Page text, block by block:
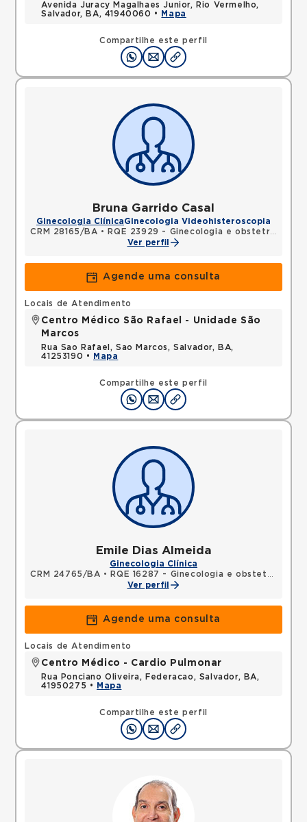
Compartilhe este perfil
Avenida Juracy Magalhaes Junior, Rio Vermelho,
Salvador, BA, 41940060 •
Mapa
Bruna Garrido Casal
Ginecologia ClínicaGinecologia Videohisteroscopia
CRM 28165/BA •
RQE 23929 - Ginecologia e obstetrícia
Ver perfil
Agende uma consulta
Compartilhe este perfil
Locais de Atendimento
Centro Médico São Rafael - Unidade São
Marcos
Rua Sao Rafael, Sao Marcos, Salvador, BA,
41253190 •
Mapa
Emile Dias Almeida
Ginecologia Clínica
CRM 24765/BA •
RQE 16287 - Ginecologia e obstetrícia
Ver perfil
Agende uma consulta
Compartilhe este perfil
Locais de Atendimento
Centro Médico - Cardio Pulmonar
Rua Ponciano Oliveira, Federacao, Salvador, BA,
41950275 •
Mapa